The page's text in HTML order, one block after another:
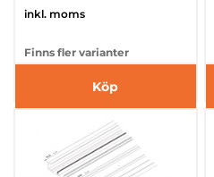
inkl. moms
Finns fler varianter
Köp